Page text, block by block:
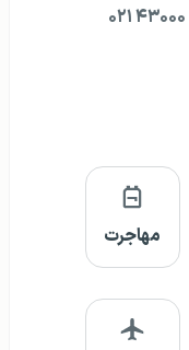
مهاجرت